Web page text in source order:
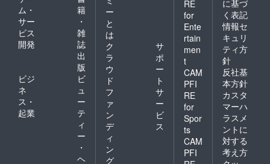
ム・
サー
ビス
開発
籍
・
雑
誌
出
版
ビジ
ネ
ス・
起業
ビ
ュ
ー
テ
ィ
ー
・
ヘ
ー
と
は
ク
ラ
ウ
ド
フ
ァ
ン
デ
ィ
ン
グ
サ
ポ
ー
ト
サ
ー
ビ
ス
RE
for
Ente
rtain
men
t
CAM
PFI
RE
for
Spor
ts
CAM
PFI
に基づ
く表記
情報セ
キュリ
ティ方
針
反社基
本方針
カスタ
マーハ
ラスメ
ントに
対する
考え方